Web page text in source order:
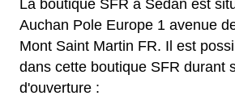
La boutique SFR à Sedan est
Auchan Pole Europe 1 avenue
Mont Saint Martin FR. Il est
dans cette boutique SFR durant
d'ouverture :